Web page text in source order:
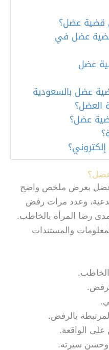
قضية عضل؟
عضل في
عضل
عضل بالسعودية
عضل؟
عضل بعرض ملخص واضح
وعدد مرات رفض
رضا المرأة بالخاطب.
والمستندات
بالرفض.
على الواقعة.
وحسن سيرته.